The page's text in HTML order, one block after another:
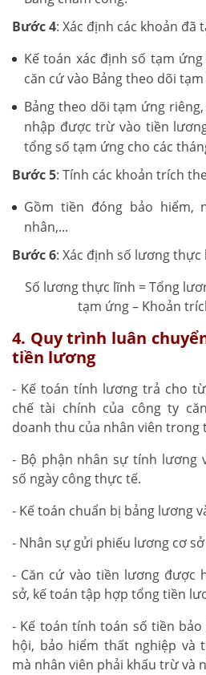
Bước 4: Xác định các khoản đã
Kế toán xác định số tạm
căn cứ vào Bảng theo dõi
Bảng theo dõi tạm ứng
nhập được trừ vào tiền
tổng số tạm ứng cho các
Bước 5: Tính các khoản trích
Gồm tiền đóng bảo hiểm,
nhân,...
Bước 6: Xác định số lương
Số lương thực lĩnh = Tổng
tạm ứng – Khoản
4. Quy trình luân
tiền lương
- Kế toán tính lương trả cho
chế tài chính của công ty
doanh thu của nhân viên trong
- Bộ phận nhân sự tính lương
số ngày công thực tế.
- Kế toán chuẩn bị bảng lương
- Nhân sự gửi phiếu lương cơ
- Căn cứ vào tiền lương được
sở, kế toán tập hợp tổng tiền
- Kế toán tính toán số tiền
hội, bảo hiểm thất nghiệp và
mà nhân viên phải khấu trừ và